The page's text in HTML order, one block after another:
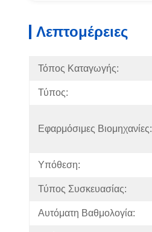
Λεπτομέρειες
Τόπος Καταγωγής:
Τύπος:
Εφαρμόσιμες Βιομηχανίες:
Υπόθεση:
Τύπος Συσκευασίας:
Αυτόματη Βαθμολογία: